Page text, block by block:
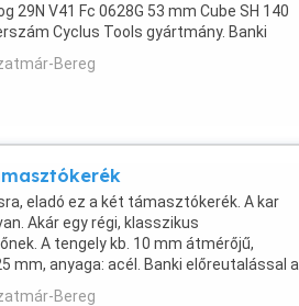
V41 Fc 0628G 53 mm Cube SH 140
Cyclus Tools gyártmány. Banki
...
Bereg
eladó ez a két támasztókerék. A kar
Akár egy régi, klasszikus
A tengely kb. 10 mm átmérőjű,
mm, anyaga: acél. Banki előreutalással a
"postánmaradó" ...
Bereg